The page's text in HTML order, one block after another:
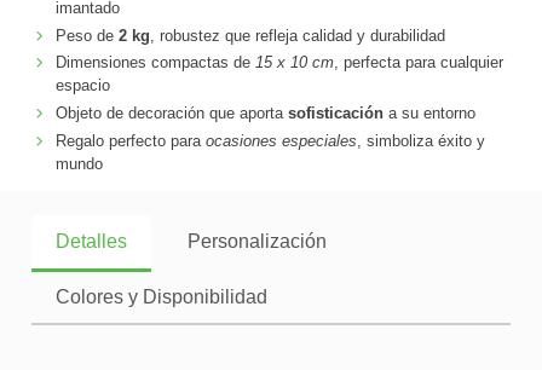
imantado
Peso de 2 kg , robustez que refleja calidad y durabilidad
Dimensiones compactas de 15 x 10 cm, perfecta para cualquier
espacio
Objeto de decoración que aporta sofisticacióna su entorno
Regalo perfecto para ocasiones especiales, simboliza éxito y
mundo
Detalles Personalización
Colores y Disponibilidad